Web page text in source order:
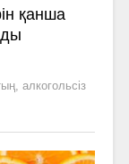
қанша
алкогольсіз